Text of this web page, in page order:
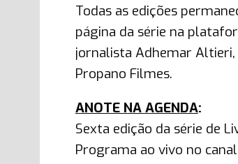
Todas as edições
página da série na
jornalista Adhemar Altieri,
Propano Filmes.
ANOTE NA AGENDA:
Sexta edição da série de
Programa ao vivo no